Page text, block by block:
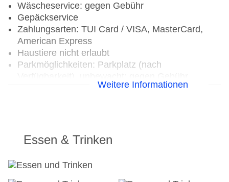
Wäscheservice: gegen Gebühr
Gepäckservice
Zahlungsarten: TUI Card / VISA, MasterCard,
American Express
Haustiere nicht erlaubt
Parkmöglichkeiten: Parkplatz (nach
Gebäudeanzahl: 1, Etagen: 17, Zimmer: 160
Landeskategorie: 5 Sterne
Weitere Informationen
Essen & Trinken